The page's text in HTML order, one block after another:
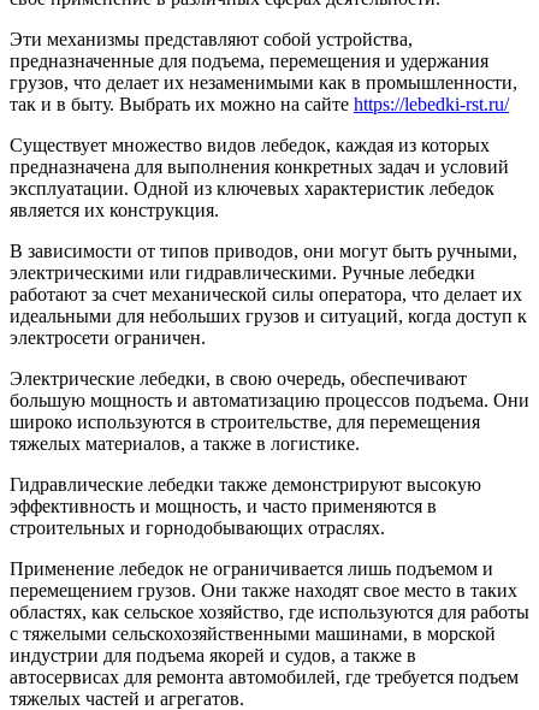
Эти механизмы представляют собой устройства,
предназначенные для подъема, перемещения и удержания
грузов, что делает их незаменимыми как в промышленности,
так и в быту. Выбрать их можно на сайте https://lebedki-rst.ru/
Существует множество видов лебедок, каждая из которых
предназначена для выполнения конкретных задач и условий
эксплуатации. Одной из ключевых характеристик лебедок
является их конструкция.
В зависимости от типов приводов, они могут быть ручными,
электрическими или гидравлическими. Ручные лебедки
работают за счет механической силы оператора, что делает их
идеальными для небольших грузов и ситуаций, когда доступ к
электросети ограничен.
Электрические лебедки, в свою очередь, обеспечивают
большую мощность и автоматизацию процессов подъема. Они
широко используются в строительстве, для перемещения
тяжелых материалов, а также в логистике.
Гидравлические лебедки также демонстрируют высокую
эффективность и мощность, и часто применяются в
строительных и горнодобывающих отраслях.
Применение лебедок не ограничивается лишь подъемом и
перемещением грузов. Они также находят свое место в таких
областях, как сельское хозяйство, где используются для работы
с тяжелыми сельскохозяйственными машинами, в морской
индустрии для подъема якорей и судов, а также в
автосервисах для ремонта автомобилей, где требуется подъем
тяжелых частей и агрегатов.